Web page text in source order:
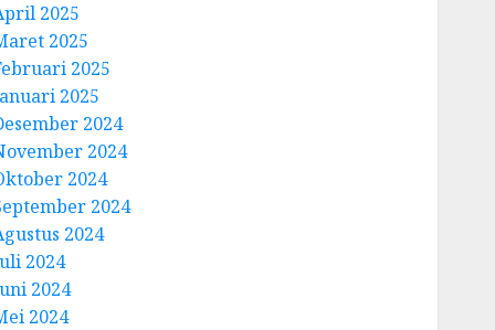
2025
2025
2025
2025
2024
2024
2024
2024
2024
2024
2024
2024